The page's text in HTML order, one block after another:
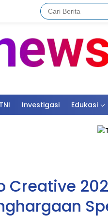
TNI Investigasi Edukasi
Creative